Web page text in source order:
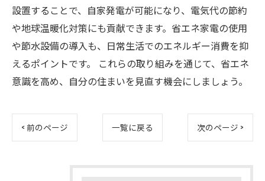
設置することで、自家発電が可能になり、電気代の節約
や地球温暖化対策にも貢献できます。省エネ家電の使用
や節水設備の導入も、日常生活でのエネルギー消費を抑
えるポイントです。 これらの取り組みを通じて、省エネ
意識を高め、自分の住まいを見直す機会にしましょう。
< 前のページ 一覧に戻る 次のページ >